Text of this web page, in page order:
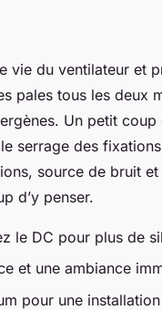
du ventilateur et
pales tous les deux
Un petit
serrage des
source de bruit et
d’y penser.
le DC pour plus de
et une ambiance
pour une